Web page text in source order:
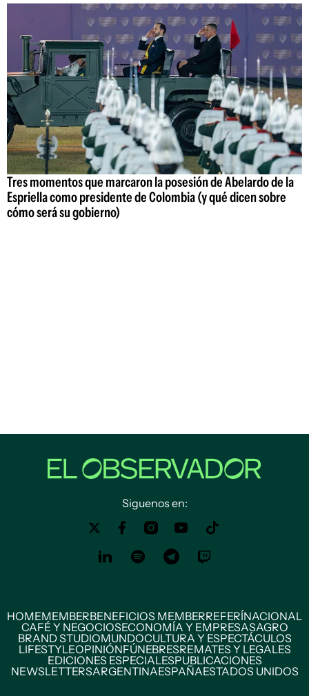
Tres momentos que marcaron la posesión de Abelardo de la
Espriella como presidente de Colombia (y qué dicen sobre
cómo será su gobierno)
Siguenos en:
HOMEMEMBERBENEFICIOS MEMBERREFERÍNACIONAL
CAFÉ Y NEGOCIOSECONOMÍA Y EMPRESASAGRO
BRAND STUDIOMUNDOCULTURA Y ESPECTÁCULOS
LIFESTYLEOPINIÓNFÚNEBRESREMATES Y LEGALES
EDICIONES ESPECIALESPUBLICACIONES
NEWSLETTERSARGENTINAESPAÑAESTADOS UNIDOS